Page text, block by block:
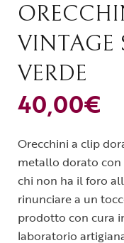
VINTAGE
VERDE
40,00€
Orecchini a clip
metallo dorato con
chi non ha il foro
rinunciare a un
prodotto con cura
laboratorio